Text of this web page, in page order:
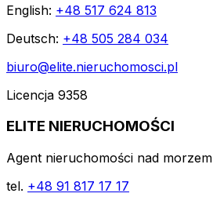
English: +48 517 624 813
Deutsch: +48 505 284 034
biuro@elite.nieruchomosci.pl
Licencja 9358
ELITE NIERUCHOMOŚCI
Agent nieruchomości nad morzem
tel. +48 91 817 17 17